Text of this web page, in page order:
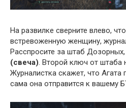
На развилке сверните влево,
встревоженную женщину,
Расспросите за штаб Дозорных,
(свеча). Второй ключ от штаба
Журналистка скажет, что
сама она отправится к вашему